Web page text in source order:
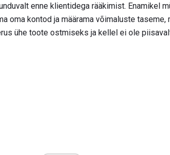
enne klientidega rääkimist. Enamikel
oma kontod ja määrama võimaluste
ühe toote ostmiseks ja kellel ei ole